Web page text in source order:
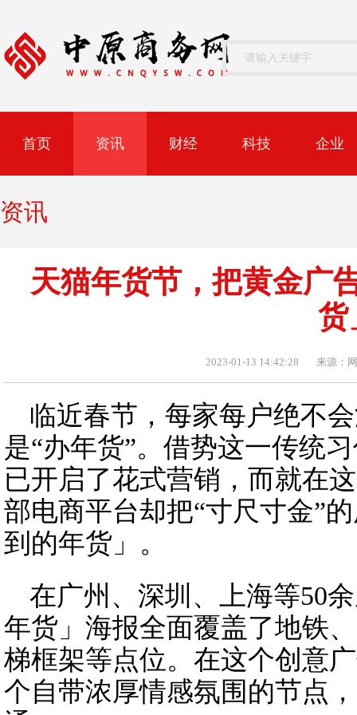
首页 资讯 财经 科技 企业
资讯
天猫年货节，把黄金广
货
2023-01-13 14:42:28 来源：
临近春节，每家每户绝不
是“办年货”。借势这一传统
已开启了花式营销，而就在
部电商平台却把“寸尺寸金”
到的年货」。
在广州、深圳、上海等50
年货」海报全面覆盖了地铁
梯框架等点位。在这个创意
个自带浓厚情感氛围的节点